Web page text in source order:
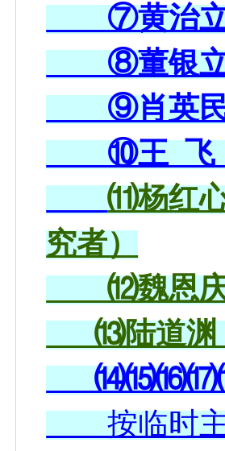
⑦黄治立
⑧董银立
⑨肖英民
⑩王 飞（
⑾杨红
究者）
⑿魏恩庆
⒀陆道渊（
按临时主